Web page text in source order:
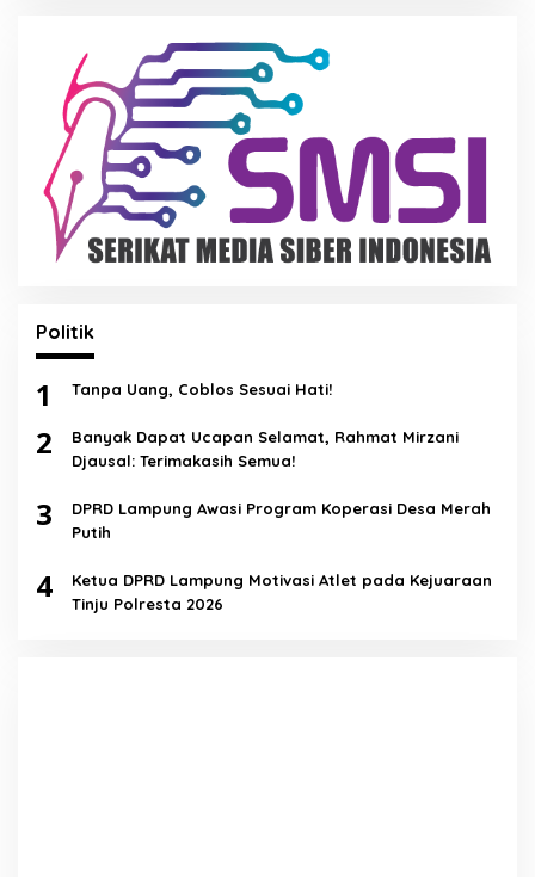
Politik
1 Tanpa Uang, Coblos Sesuai Hati!
2
Banyak Dapat Ucapan Selamat, Rahmat Mirzani
Djausal: Terimakasih Semua!
3
DPRD Lampung Awasi Program Koperasi Desa Merah
Putih
4
Ketua DPRD Lampung Motivasi Atlet pada Kejuaraan
Tinju Polresta 2026